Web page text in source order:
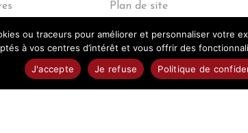
Plan de site
ou traceurs pour améliorer et personnaliser votre
à vos centres d’intérêt et vous offrir des
J'accepte
Je refuse Politique de